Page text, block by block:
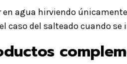
agua hirviendo
caso del salteado cuando